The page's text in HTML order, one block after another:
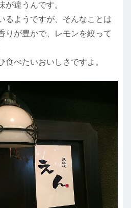
が違うんです。
るようですが、そんなことは
りが豊かで、レモンを絞って
食べたいおいしさですよ。